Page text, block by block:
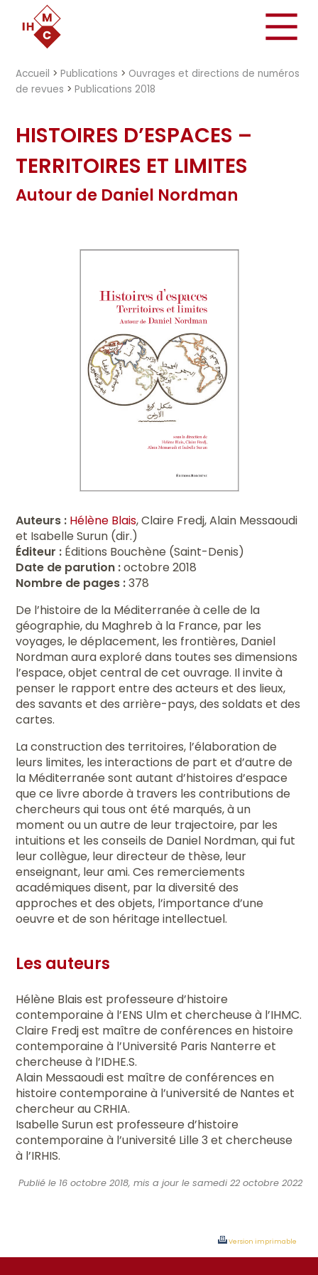
Accueil >Publications > Ouvrages et directions de numéros
de revues >Publications 2018
HISTOIRES D’ESPACES –
TERRITOIRES ET LIMITES
Autour de Daniel Nordman
Auteurs : Hélène Blais, Claire Fredj, Alain Messaoudi
et Isabelle Surun (dir.)
Éditeur : Éditions Bouchène (Saint-Denis)
Date de parution :octobre 2018
Nombre de pages :378
De l’histoire de la Méditerranée à celle de la
géographie, du Maghreb à la France, par les
voyages, le déplacement, les frontières, Daniel
Nordman aura exploré dans toutes ses dimensions
l’espace, objet central de cet ouvrage. Il invite à
penser le rapport entre des acteurs et des lieux,
des savants et des arrière-pays, des soldats et des
cartes.
La construction des territoires, l’élaboration de
leurs limites, les interactions de part et d’autre de
la Méditerranée sont autant d’histoires d’espace
que ce livre aborde à travers les contributions de
chercheurs qui tous ont été marqués, à un
moment ou un autre de leur trajectoire, par les
intuitions et les conseils de Daniel Nordman, qui fut
leur collègue, leur directeur de thèse, leur
enseignant, leur ami. Ces remerciements
académiques disent, par la diversité des
approches et des objets, l’importance d’une
oeuvre et de son héritage intellectuel.
Les auteurs
Hélène Blais est professeure d’histoire
contemporaine à l’ENS Ulm et chercheuse à l’IHMC.
Claire Fredj est maître de conférences en histoire
contemporaine à l’Université Paris Nanterre et
chercheuse à l’IDHE.S.
Alain Messaoudi est maître de conférences en
histoire contemporaine à l’université de Nantes et
chercheur au CRHIA.
Isabelle Surun est professeure d’histoire
contemporaine à l’université Lille 3 et chercheuse
à l’IRHIS.
Publié le 16 octobre 2018, mis a jour le samedi 22 octobre 2022
Version imprimable